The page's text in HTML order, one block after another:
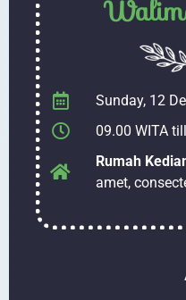
Sunday, 12
09.00 WITA
Rumah
amet,